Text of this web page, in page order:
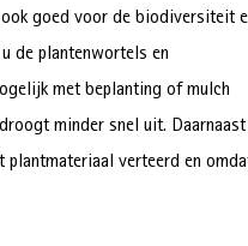
goed voor de biodiversiteit
de plantenwortels en
met beplanting of mulch
minder snel uit. Daarnaast
plantmateriaal verteerd en